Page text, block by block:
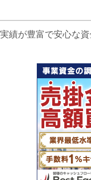
実績が豊富で安心な